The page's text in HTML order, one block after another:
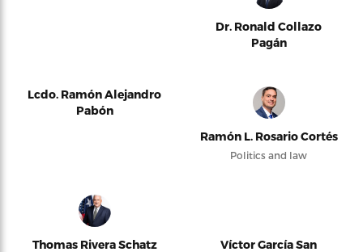
Dr. Ronald Collazo
Pagán
Lcdo. Ramón Alejandro
Pabón
Ramón L. Rosario Cortés
Politics and law
Thomas Rivera Schatz
Víctor García San